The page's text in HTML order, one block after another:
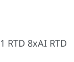
8xAI RTD